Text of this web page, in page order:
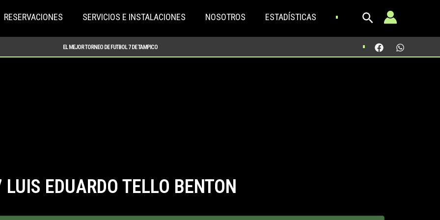
RESERVACIONES SERVICIOS E INSTALACIONES NOSOTROS ESTADÍSTICAS
EL MEJOR TORNEO DE FUTBOL 7 DE TAMPICO
LUIS EDUARDO TELLO BENTON